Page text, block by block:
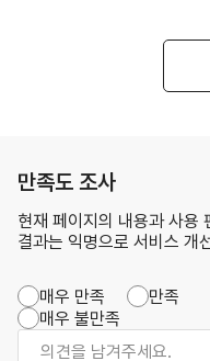
만족도 조사
현재 페이지의 내용과 사용
결과는 익명으로 서비스 개
매우 만족 만족
매우 불만족